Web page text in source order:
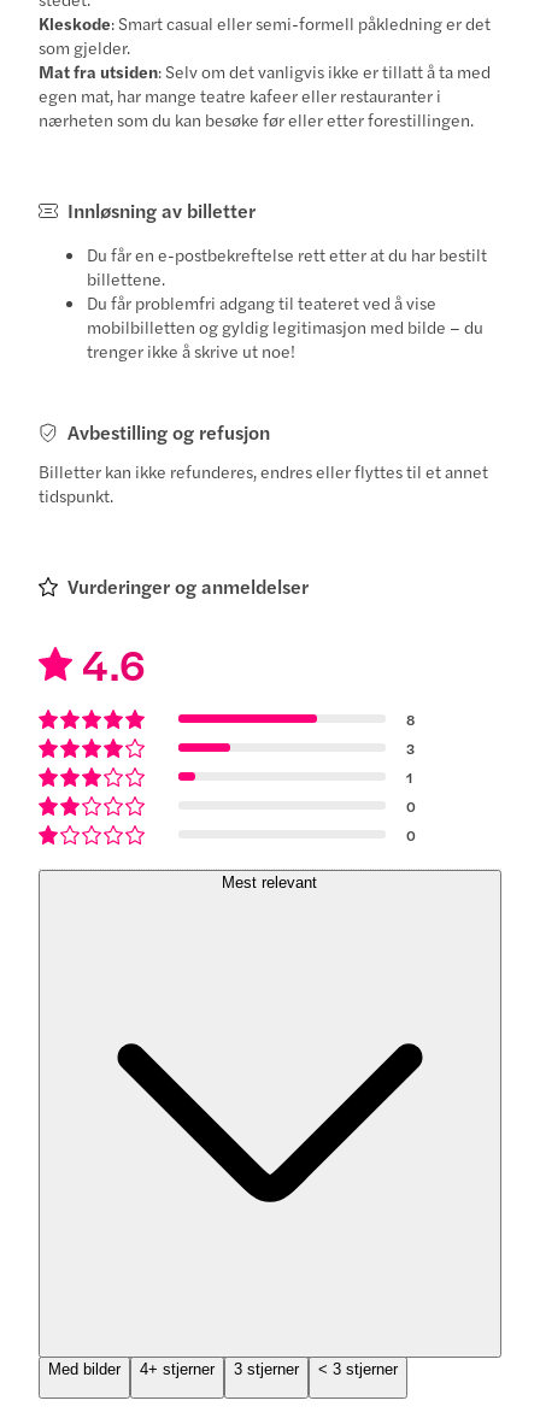
Kleskode: Smart casual eller semi-formell påkledning er det
som gjelder.
Mat fra utsiden: Selv om det vanligvis ikke er tillatt å ta med
egen mat, har mange teatre kafeer eller restauranter i
nærheten som du kan besøke før eller etter forestillingen.
Innløsning av billetter
Du får en e-postbekreftelse rett etter at du har bestilt
billettene.
Du får problemfri adgang til teateret ved å vise
mobilbilletten og gyldig legitimasjon med bilde – du
trenger ikke å skrive ut noe!
Avbestilling og refusjon
Billetter kan ikke refunderes, endres eller flyttes til et annet
tidspunkt.
Vurderinger og anmeldelser
4.6
8
3
1
0
0
Mest relevant
Med bilder 4+ stjerner 3 stjerner < 3 stjerner